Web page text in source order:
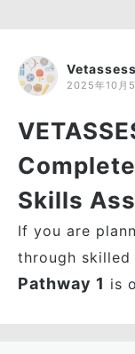
2025年10月
Skills
If you are
through skilled
Pathway 1 is